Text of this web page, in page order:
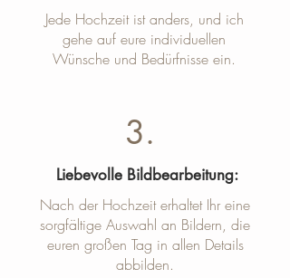
Jede Hochzeit ist anders, und ich
gehe auf eure individuellen
Wünsche und Bedürfnisse ein.
3.
Liebevolle Bildbearbeitung:
Nach der Hochzeit erhaltet Ihr eine
sorgfältige Auswahl an Bildern, die
euren großen Tag in allen Details
abbilden.